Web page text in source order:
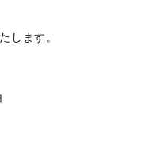
します。